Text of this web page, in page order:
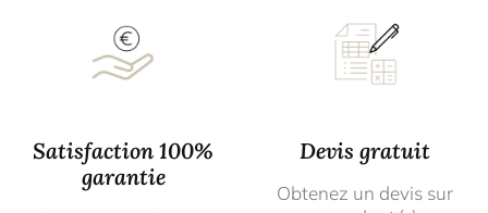
Satisfaction 100%
garantie
Devis gratuit
Obtenez un devis sur